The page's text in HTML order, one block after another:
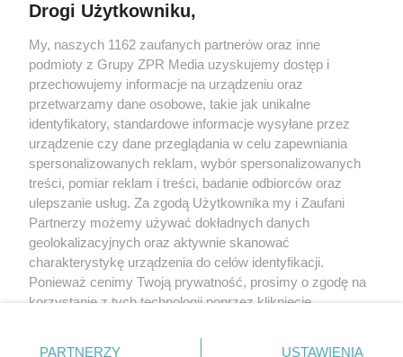
Żaden utwór zamieszczony w serwisie nie może być powielany i
rozpowszechniany lub dalej rozpowszechniany w jakikolwiek sposób (w
tym także elektroniczny lub mechaniczny) na jakimkolwiek polu
eksploatacji w jakiejkolwiek formie, włącznie z umieszczaniem w Internecie
bez pisemnej zgody właściciela praw. Jakiekolwiek użycie lub
wykorzystanie utworów w całości lub w części z naruszeniem prawa, tzn.
bez właściwej zgody, jest zabronione pod groźbą kary i może być ścigane
prawnie.
O nas
Drogi Użytkowniku,
My, naszych 1162 zaufanych partnerów oraz inne
podmioty z Grupy ZPR Media uzyskujemy dostęp i
przechowujemy informacje na urządzeniu oraz
przetwarzamy dane osobowe, takie jak unikalne
identyfikatory, standardowe informacje wysyłane przez
urządzenie czy dane przeglądania w celu zapewniania
spersonalizowanych reklam, wybór spersonalizowanych
treści, pomiar reklam i treści, badanie odbiorców oraz
ulepszanie usług. Za zgodą Użytkownika my i Zaufani
Partnerzy możemy używać dokładnych danych
geolokalizacyjnych oraz aktywnie skanować
charakterystykę urządzenia do celów identyfikacji.
Ponieważ cenimy Twoją prywatność, prosimy o zgodę na
korzystanie z tych technologii poprzez kliknięcie
zmienić/wycofać klikając przycisk ustawień prywatności
PARTNERZY USTAWIENIA